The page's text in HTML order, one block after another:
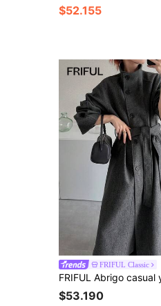
$52.155
FRIFUL Classic
$53.190